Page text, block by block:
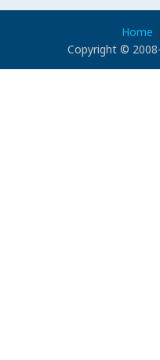
Home
Copyright ©